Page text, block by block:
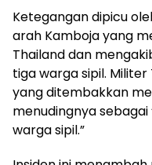
Ketegangan dipicu
arah Kamboja yang
Thailand dan
tiga warga sipil.
yang ditembakkan
menudingnya
warga sipil.”